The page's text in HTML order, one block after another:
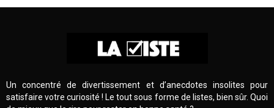
Un concentré de divertissement et d’anecdotes insolites pour
satisfaire votre curiosité ! Le tout sous forme de listes, bien sûr. Quoi